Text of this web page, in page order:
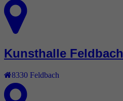
Kunsthalle Feldbach
8330 Feldbach